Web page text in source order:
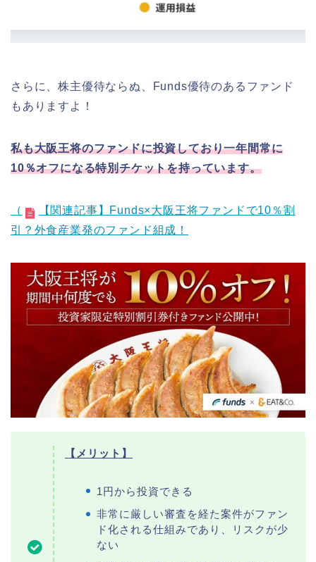
さらに、株主優待ならぬ、Funds優待のあるファンド
もありますよ！
私も大阪王将のファンドに投資しており一年間常に
10％オフになる特別チケットを持っています。
（
【関連記事】Funds×大阪王将ファンドで10％割
引？外食産業発のファンド組成！
【メリット】
1円から投資できる
非常に厳しい審査を経た案件がファン
ド化される仕組みであり、リスクが少
ない